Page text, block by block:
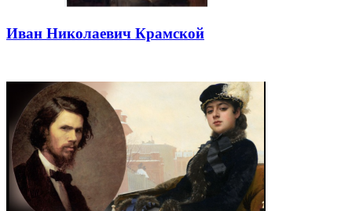
Иван Николаевич Крамской